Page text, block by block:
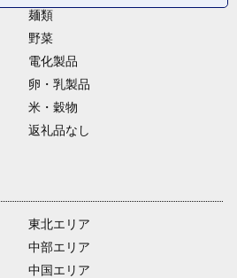
麺類
野菜
電化製品
卵・乳製品
米・穀物
返礼品なし
東北エリア
中部エリア
中国エリア